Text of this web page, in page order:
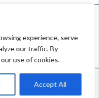
experience, serve
our traffic. By
use of cookies.
Accept All
réservés
Policy|Contacts
Genève, Suisse